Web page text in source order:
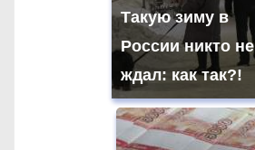
я
п
о
з
Такую зиму в
России никто не
ждал: как так?!